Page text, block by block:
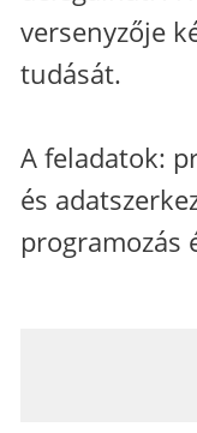
versenyzője
tudását.
A feladatok:
és
programozás